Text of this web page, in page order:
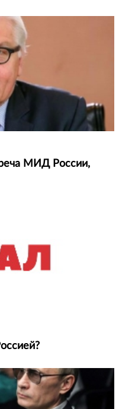
МИД России,